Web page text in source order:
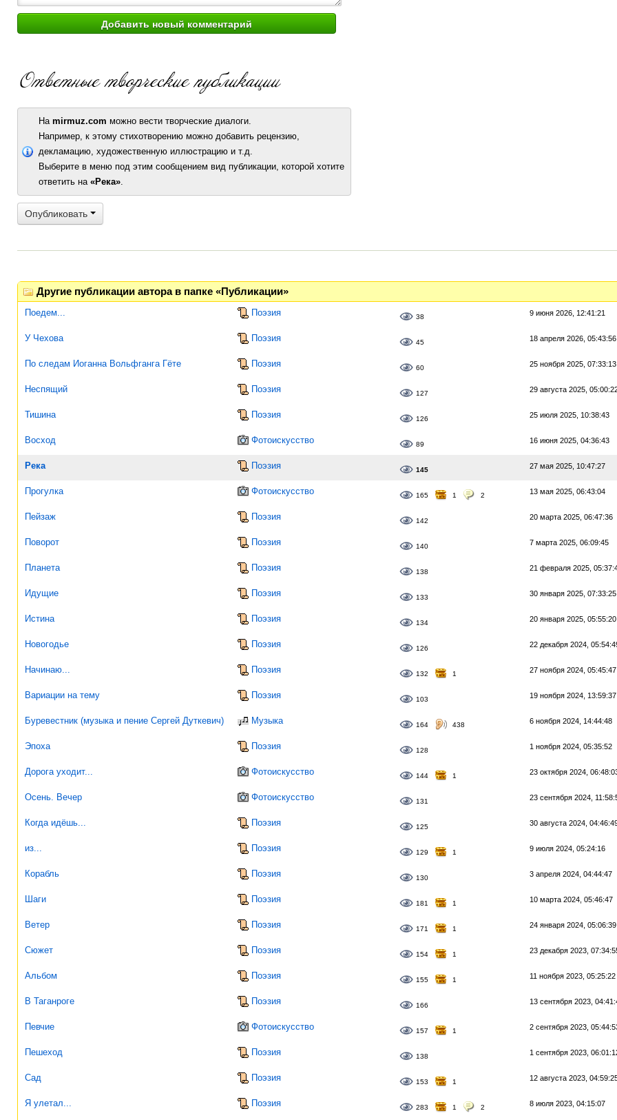
На mirmuz.com можно вести творческие диалоги.
Например, к этому стихотворению можно добавить рецензию,
декламацию, художественную иллюстрацию и т.д.
Выберите в меню под этим сообщением вид публикации, которой хотите
ответить на «Река».
Опубликовать
Другие публикации автора в папке «Публикации»
Поедем... Поэзия 38 9 июня 2026, 12:41:21
У Чехова Поэзия 45 18 апреля 2026, 05:43:56
По следам Иоганна Вольфганга Гёте Поэзия 60 25 ноября 2025, 07:33:13
Неспящий Поэзия 127 29 августа 2025,
Тишина Поэзия 126 25 июля 2025, 10:38:43
Восход Фотоискусство 89 16 июня 2025, 04:36:43
Река Поэзия 145 27 мая 2025, 10:47:27
Прогулка Фотоискусство 165 1 2 13 мая 2025, 06:43:04
Пейзаж Поэзия 142 20 марта 2025, 06:47:36
Поворот Поэзия 140 7 марта 2025, 06:09:45
Планета Поэзия 138 21 февраля 2025,
Идущие Поэзия 133 30 января 2025, 07:33:25
Истина Поэзия 134 20 января 2025, 05:55:20
Новогодье Поэзия 126 22 декабря 2024,
Начинаю... Поэзия 132 1 27 ноября 2024, 05:45:47
Вариации на тему Поэзия 103 19 ноября 2024, 13:59:37
Буревестник (музыка и пение Сергей Дуткевич) Музыка 164 438 6 ноября 2024, 14:44:48
Эпоха Поэзия 128 1 ноября 2024, 05:35:52
Дорога уходит... Фотоискусство 144 1 23 октября 2024,
Осень. Вечер Фотоискусство 131 23 сентября 2024,
Когда идёшь... Поэзия 125 30 августа 2024,
из... Поэзия 129 1 9 июля 2024, 05:24:16
Корабль Поэзия 130 3 апреля 2024, 04:44:47
Шаги Поэзия 181 1 10 марта 2024, 05:46:47
Ветер Поэзия 171 1 24 января 2024, 05:06:39
Сюжет Поэзия 154 1 23 декабря 2023,
Альбом Поэзия 155 1 11 ноября 2023, 05:25:22
В Таганроге Поэзия 166 13 сентября 2023,
Певчие Фотоискусство 157 1 2 сентября 2023,
Пешеход Поэзия 138 1 сентября 2023,
Сад Поэзия 153 1 12 августа 2023,
Я улетал... Поэзия 283 1 2 8 июля 2023, 04:15:07